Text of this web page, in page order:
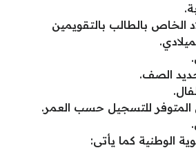
الخاص بالطالب بالتقويمين
الصف.
المتوفر للتسجيل حسب العمر.
الوطنية كما يأتي: